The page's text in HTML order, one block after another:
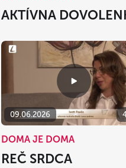
AKTÍVNA
09.06.2026
DOMA JE DOMA
REČ SRDCA